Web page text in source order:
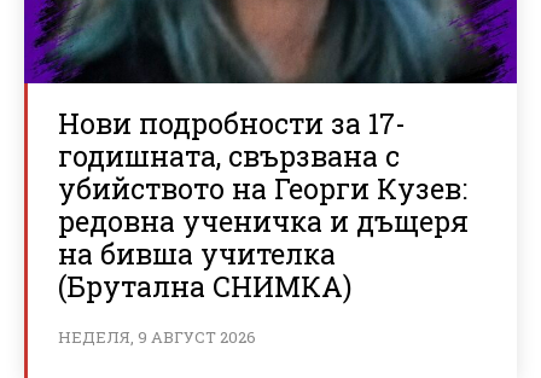
Нови подробности за 17-
годишната, свързвана с
убийството на Георги Кузев:
редовна ученичка и дъщеря
на бивша учителка
(Брутална СНИМКА)
НЕДЕЛЯ, 9 АВГУСТ 2026